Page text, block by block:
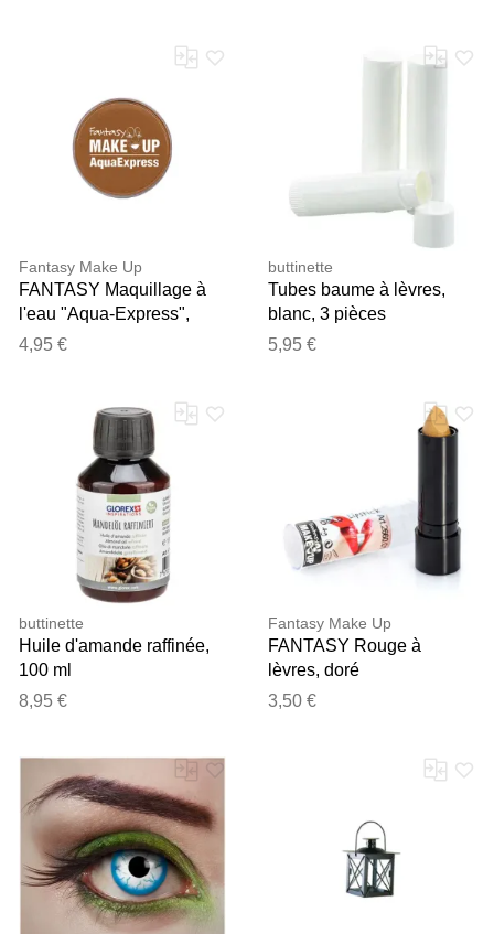
Fantasy Make Up
FANTASY Maquillage à
l'eau "Aqua-Express",
marron clair
4,95 €
buttinette
Tubes baume à lèvres,
blanc, 3 pièces
5,95 €
buttinette
Huile d'amande raffinée,
100 ml
8,95 €
Fantasy Make Up
FANTASY Rouge à
lèvres, doré
3,50 €